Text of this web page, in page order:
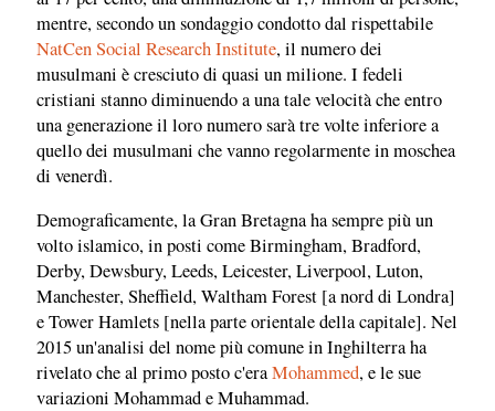
mentre, secondo un sondaggio condotto dal rispettabile
NatCen Social Research Institute, il numero dei
musulmani è cresciuto di quasi un milione. I fedeli
cristiani stanno diminuendo a una tale velocità che entro
una generazione il loro numero sarà tre volte inferiore a
quello dei musulmani che vanno regolarmente in moschea
di venerdì.
Demograficamente, la Gran Bretagna ha sempre più un
volto islamico, in posti come Birmingham, Bradford,
Derby, Dewsbury, Leeds, Leicester, Liverpool, Luton,
Manchester, Sheffield, Waltham Forest [a nord di Londra]
e Tower Hamlets [nella parte orientale della capitale]. Nel
2015 un'analisi del nome più comune in Inghilterra ha
rivelato che al primo posto c'eraMohammed, e le sue
variazioni Mohammad e Muhammad.